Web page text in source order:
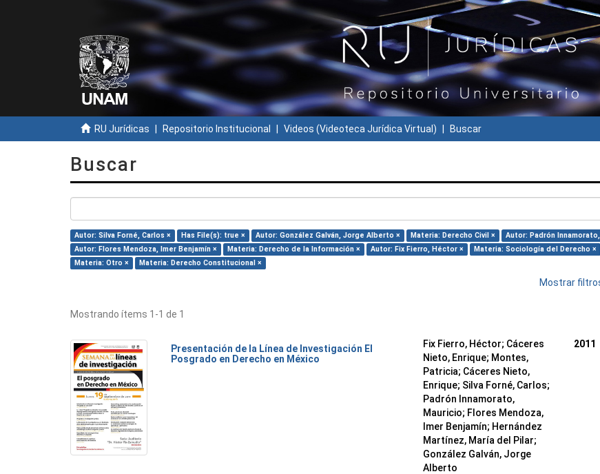
RU Jurídicas Repositorio Institucional Videos (Videoteca Jurídica Virtual) Buscar
Buscar
Autor: Silva Forné, Carlos × Has File(s): true × Autor: González Galván, Jorge Alberto × Materia: Derecho Civil ×
Autor: Padrón
Autor: Flores Mendoza, Imer Benjamín ×
Materia: Derecho de la Información × Autor: Fix Fierro, Héctor ×
Materia: Sociología del Derecho ×
Materia: Otro ×
Materia: Derecho Constitucional ×
Mostrar
Mostrando ítems 1-1 de 1
Presentación de la Línea de Investigación El
Posgrado en Derecho en México
Fix Fierro, Héctor; Cáceres
Nieto, Enrique; Montes,
Patricia; Cáceres Nieto,
Enrique; Silva Forné, Carlos;
Padrón Innamorato,
Mauricio; Flores Mendoza,
Imer Benjamín; Hernández
Martínez, María del Pilar;
González Galván, Jorge
Alberto
2011